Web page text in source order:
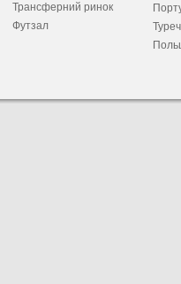
Трансферний ринок
Футзал